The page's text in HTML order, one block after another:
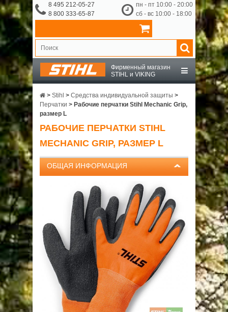
8 495 212-05-27
8 800 333-65-87
пн - пт 10:00 - 20:00
сб - вс 10:00 - 18:00
Фирменный магазин
STIHL и VIKING
STIHL
OCHSENKOPF
ПРИНАДЛЕЖНОСТИ
О КОМПАНИИ
ДОСТАВКА
ОПЛАТА
ГАРАНТИЯ И СЕРВИС
ПОЛЬЗОВАТЕЛЬСКОЕ СОГЛАШЕНИЕ
> Stihl > Средства индивидуальной защиты >
Перчатки > Рабочие перчатки Stihl Mechanic Grip,
размер L
РАБОЧИЕ ПЕРЧАТКИ STIHL
MECHANIC GRIP, РАЗМЕР L
ОБЩАЯ ИНФОРМАЦИЯ